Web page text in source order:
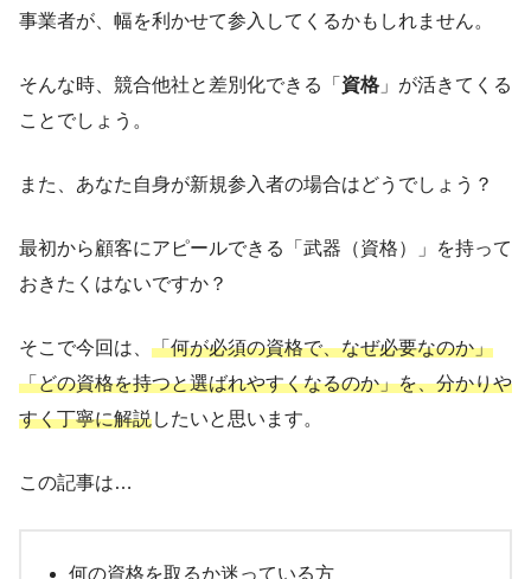
事業者が、幅を利かせて参入してくるかもしれません。
そんな時、競合他社と差別化できる「 資格 」が活きてくる
ことでしょう。
また、あなた自身が新規参入者の場合はどうでしょう？
最初から顧客にアピールできる「武器（資格）」を持って
おきたくはないですか？
そこで今回は、 「何が必須の資格で、なぜ必要なのか」
「どの資格を持つと選ばれやすくなるのか」を、分かりや
すく丁寧に解説したいと思います。
この記事は…
何の資格を取るか迷っている方